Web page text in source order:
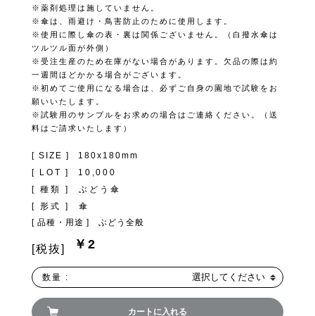
※薬剤処理は施していません。
※傘は、雨避け・鳥害防止のために使用します。
※使用に際し傘の表・裏は関係ございません。（白撥水傘は
ツルツル面が外側）
※受注生産のため在庫がない場合があります。欠品の際は約
一週間ほどかかる場合がございます。
※初めてご使用になる場合は、必ずご自身の園地で試験をお
願いいたします。
※試験用のサンプルをお求めの場合はご連絡ください。（送
料はご請求いたします）
[ SIZE ]
180x180mm
[ LOT ]
10,000
[ 種類 ]
ぶどう傘
[ 形式 ]
傘
[ 品種・用途 ]
ぶどう全般
￥2
[税抜]
数量 : 選択してください
カートに入れる